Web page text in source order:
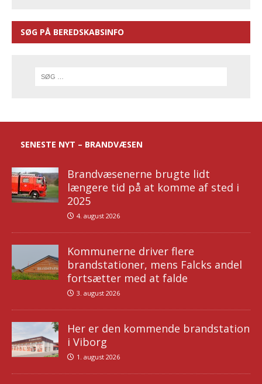
SØG PÅ BEREDSKABSINFO
SENESTE NYT – BRANDVÆSEN
Brandvæsenerne brugte lidt
længere tid på at komme af sted i
2025
4. august 2026
Kommunerne driver flere
brandstationer, mens Falcks andel
fortsætter med at falde
3. august 2026
Her er den kommende brandstation
i Viborg
1. august 2026